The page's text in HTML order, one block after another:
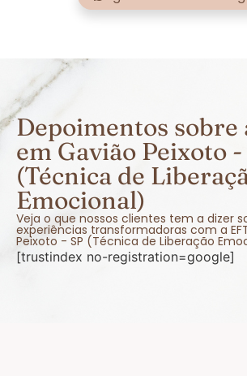
Depoimentos sobre
em Gavião Peixoto -
(Técnica de
Emocional)
Veja o que nossos clientes tem a dizer
experiências transformadoras com a
Peixoto - SP (Técnica de Liberação
[trustindex no-registration=google]